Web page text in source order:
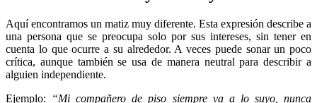
Aquí encontramos un matiz muy diferente. Esta expresión describe a
una persona que se preocupa solo por sus intereses, sin tener en
cuenta lo que ocurre a su alrededor. A veces puede sonar un poco
crítica, aunque también se usa de manera neutral para describir a
alguien independiente.
Ejemplo:
“Mi compañero de piso siempre va a lo suyo, nunca